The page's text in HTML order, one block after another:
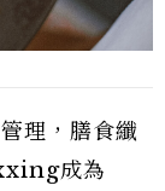
理，膳食纖
成為